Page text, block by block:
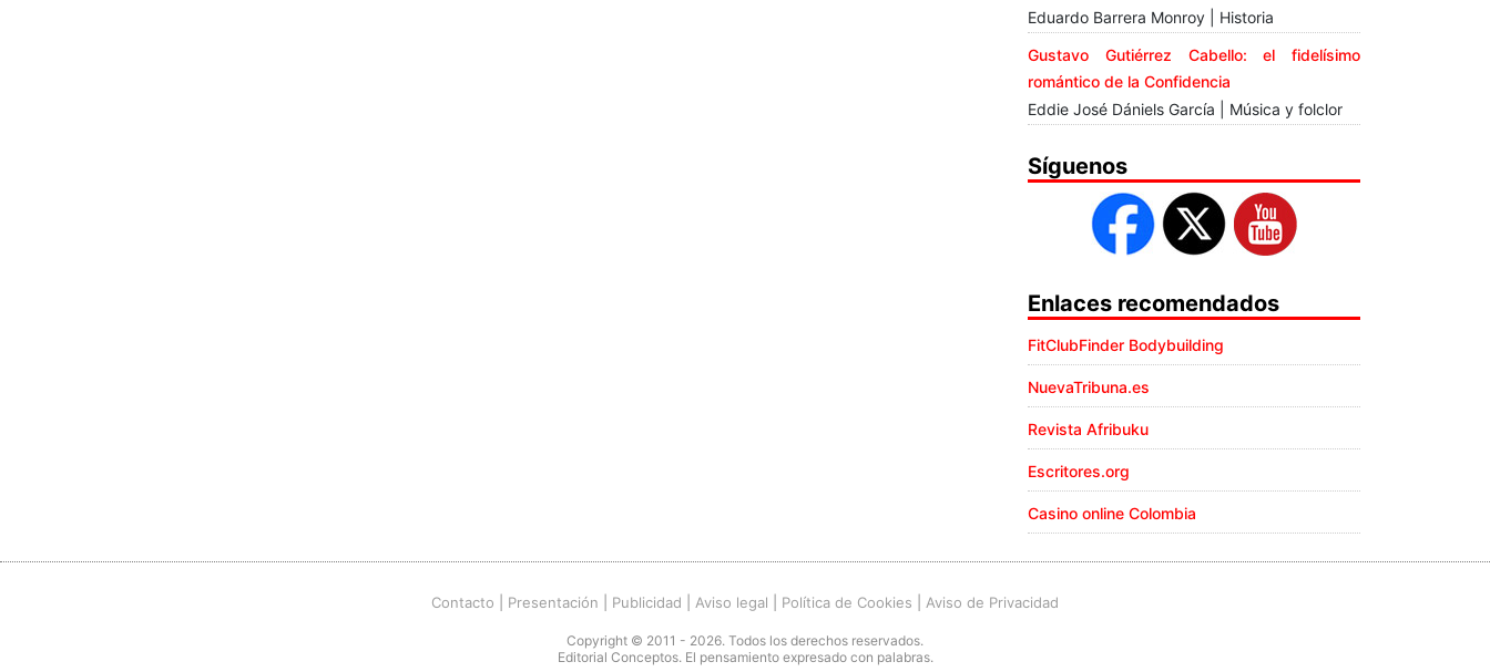
Eduardo Barrera Monroy | Historia
Gustavo Gutiérrez Cabello: el fidelísimo
romántico de la Confidencia
Eddie José Dániels García | Música y folclor
Síguenos
Enlaces recomendados
FitClubFinder Bodybuilding
NuevaTribuna.es
Revista Afribuku
Escritores.org
Casino online Colombia
Contacto Presentación Publicidad Aviso legal Política de Cookies Aviso de Privacidad
Copyright © 2011 - 2026. Todos los derechos reservados.
Editorial Conceptos. El pensamiento expresado con palabras.